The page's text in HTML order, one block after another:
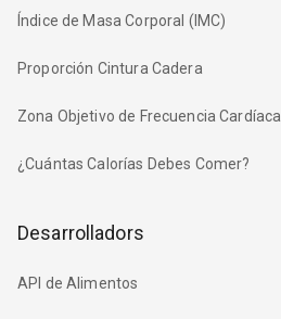
Índice de Masa Corporal (IMC)
Proporción Cintura Cadera
Zona Objetivo de Frecuencia Cardíaca
¿Cuántas Calorías Debes Comer?
Desarrolladors
API de Alimentos